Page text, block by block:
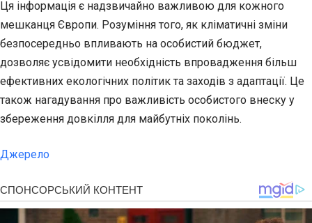
Ця інформація є надзвичайно важливою для кожного
мешканця Європи. Розуміння того, як кліматичні зміни
безпосередньо впливають на особистий бюджет,
дозволяє усвідомити необхідність впровадження більш
ефективних екологічних політик та заходів з адаптації. Це
також нагадування про важливість особистого внеску у
збереження довкілля для майбутніх поколінь.
Джерело